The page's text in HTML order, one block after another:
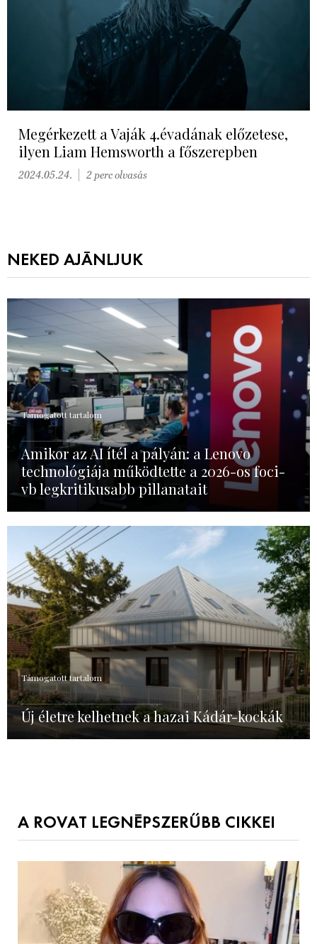
Megérkezett a Vaják 4.évadának előzetese,
ilyen Liam Hemsworth a főszerepben
2024.05.24. 2 perc olvasás
NEKED AJÁNLJUK
Támogatott tartalom
Amikor az AI ítél a pályán: a Lenovo
technológiája működtette a 2026-os foci-
vb legkritikusabb pillanatait
Támogatott tartalom
Új életre kelhetnek a hazai Kádár-kockák
A ROVAT LEGNÉPSZERŰBB CIKKEI